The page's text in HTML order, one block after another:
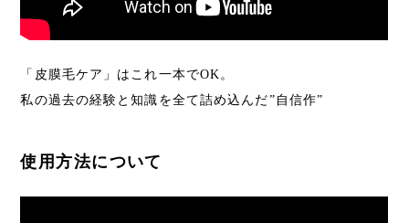
「皮膜毛ケア」はこれ一本でOK。
私の過去の経験と知識を全て詰め込んだ”自信作”
使用方法について